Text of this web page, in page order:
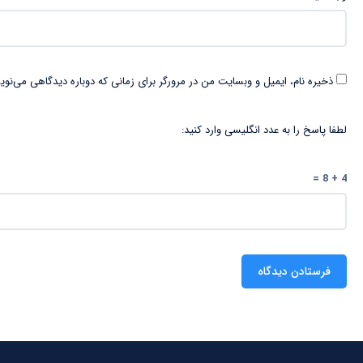
ذخیره نام، ایمیل و وبسایت من در مرورگر برای زمانی که دوباره دیدگاهی
لطفا پاسخ را به عدد انگلیسی وارد کنید:
4 + 8 =